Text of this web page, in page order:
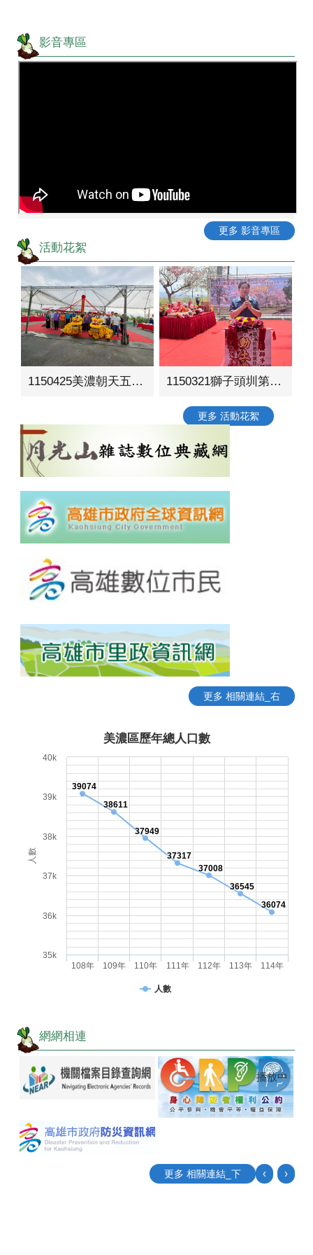
影音專區
更多 影音專區
活動花絮
1150425美濃朝天五穀宮周邊環境營造工程動土典禮 1150321獅子頭圳第二幹線環境綠美化工程動土典禮
更多 活動花絮
更多 相關連結_右
人數
美濃區歷年總人口數
39074
38611
37949
37317
37008
36545
36074
人數
108年 109年 110年 111年 112年 113年 114年
35k
36k
37k
38k
39k
40k
播放中
網網相連